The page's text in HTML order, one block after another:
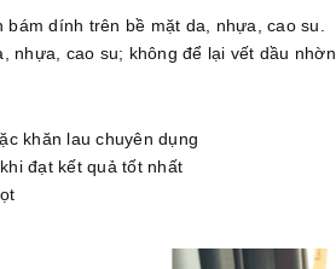
dính trên bề mặt da, nhựa, cao su.
nhựa, cao su; không để lại vết dầu nhờn.
khăn lau chuyên dụng
đạt kết quả tốt nhất